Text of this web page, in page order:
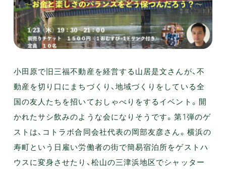
小田原で旧三福不動産を経営する山居是文さんが、不
動産を切り口にまちづくり、地域づくりをしている全
国の友人たちを招いておしゃべりをするイベント。開
かれたサシ飲みのような会になりそうです。第1弾のゲ
ストは、コトラボ合同会社代表の岡部友彦さん。横浜の
寿町という日雇い労働者の街で簡易宿泊所をゲストハ
ウスに変身させたり、松山の三津浜地区でシャッター